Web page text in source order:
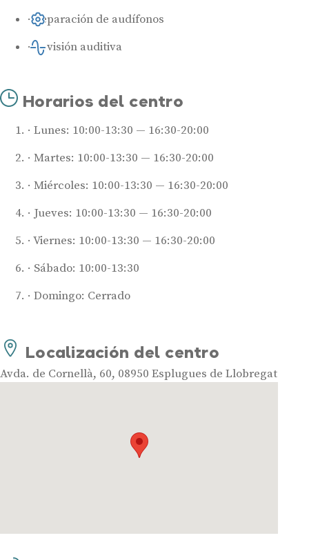
Reparación de audífonos
Revisión auditiva
Horarios del centro
Lunes: 10:00-13:30 — 16:30-20:00
Martes: 10:00-13:30 — 16:30-20:00
Miércoles: 10:00-13:30 — 16:30-20:00
Jueves: 10:00-13:30 — 16:30-20:00
Viernes: 10:00-13:30 — 16:30-20:00
Sábado: 10:00-13:30
Domingo: Cerrado
Localización del centro
Avda. de Cornellà, 60, 08950 Esplugues de Llobregat
Mejores marcas de audífonos
Tipos de audífonos para la sordera
Audífonos baratos
Audífonos inteligentes